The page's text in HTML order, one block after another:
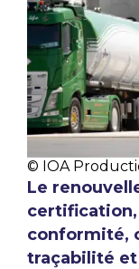
© IOA
Le
certification,
conformité,
traçabilité